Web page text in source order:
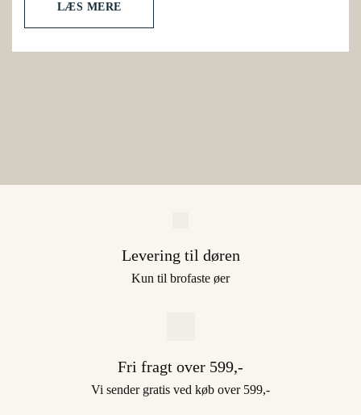
LÆS MERE
Levering til døren
Kun til brofaste øer
Fri fragt over 599,-
Vi sender gratis ved køb over 599,-